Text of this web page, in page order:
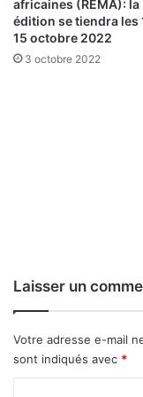
F
C
F
n
a
b
è
i
f
e
u
africaines (REMA): la
édition se tiendra les
15 octobre 2022
3 octobre 2022
Laisser un
Votre adresse e-mail
sont indiqués avec *